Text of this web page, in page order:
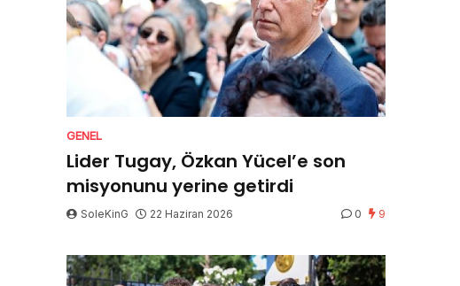
GENEL
Lider Tugay, Özkan Yücel’e son
misyonunu yerine getirdi
SoleKinG 22 Haziran 2026 0 9